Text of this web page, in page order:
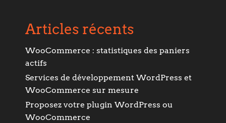
Articles récents
WooCommerce : statistiques des paniers
actifs
Services de développement WordPress et
WooCommerce sur mesure
Proposez votre plugin WordPress ou
WooCommerce